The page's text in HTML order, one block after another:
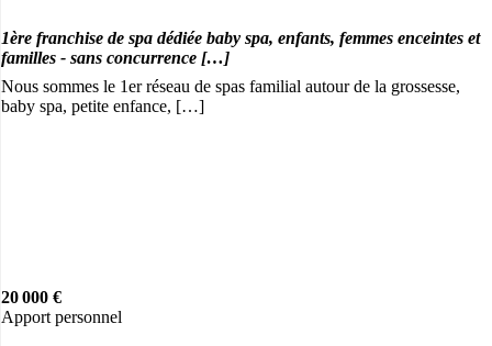
1ère franchise de spa dédiée baby spa, enfants, femmes enceintes et
familles - sans concurrence […]
Nous sommes le 1er réseau de spas familial autour de la grossesse,
baby spa, petite enfance, […]
20 000 €
Apport personnel